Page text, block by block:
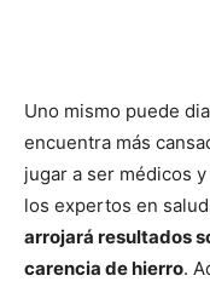
Uno mismo puede
encuentra más
jugar a ser médicos
los expertos en
arrojará resultados
carencia de hierro.